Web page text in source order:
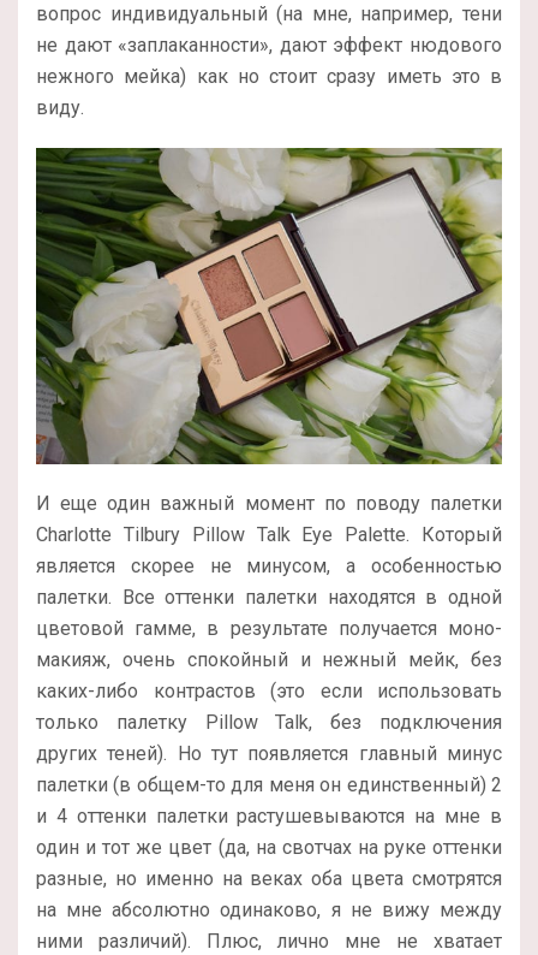
вопрос индивидуальный (на мне, например, тени
не дают «заплаканности», дают эффект нюдового
нежного мейка) как но стоит сразу иметь это в
виду.
И еще один важный момент по поводу палетки
Charlotte Tilbury Pillow Talk Eye Palette. Который
является скорее не минусом, а особенностью
палетки. Все оттенки палетки находятся в одной
цветовой гамме, в результате получается моно-
макияж, очень спокойный и нежный мейк, без
каких-либо контрастов (это если использовать
только палетку Pillow Talk, без подключения
других теней). Но тут появляется главный минус
палетки (в общем-то для меня он единственный) 2
и 4 оттенки палетки растушевываются на мне в
один и тот же цвет (да, на свотчах на руке оттенки
разные, но именно на веках оба цвета смотрятся
на мне абсолютно одинаково, я не вижу между
ними различий). Плюс, лично мне не хватает